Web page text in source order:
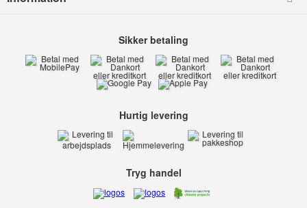
Sikker betaling
Hurtig levering
Tryg handel